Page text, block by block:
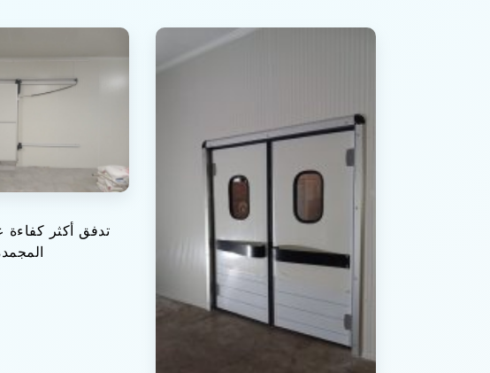
تدفق أكثر كفاءة